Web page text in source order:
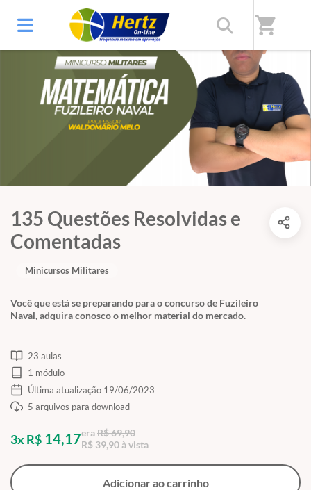
shopping_cart
135 Questões Resolvidas e
Comentadas
Você que está se preparando para o concurso de Fuzileiro
Naval, adquira conosco o melhor material do mercado.
Minicursos Militares
23 aulas
1 módulo
Última atualização 19/06/2023
5 arquivos para download
3x R$ 14,17eraR$ 69,90
R$ 39,90 à vista
Adicionar ao carrinho